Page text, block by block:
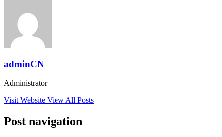
adminCN
Administrator
Visit Website View All Posts
Post navigation